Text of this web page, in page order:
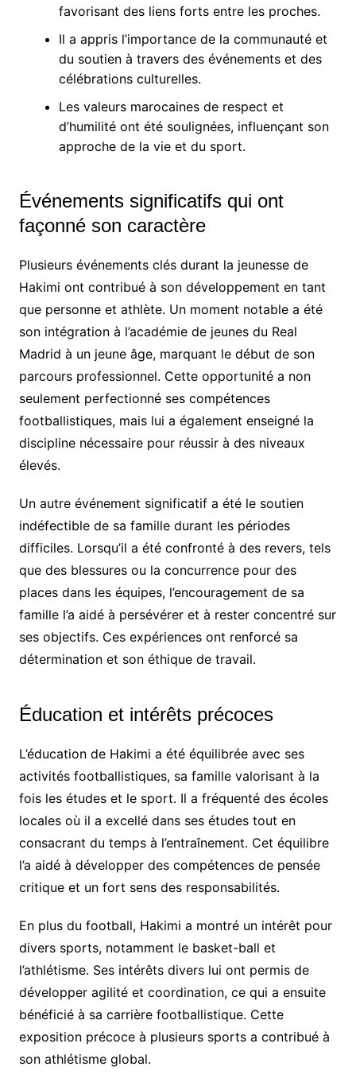
favorisant des liens forts entre les proches.
Il a appris l’importance de la communauté et
du soutien à travers des événements et des
célébrations culturelles.
Les valeurs marocaines de respect et
d’humilité ont été soulignées, influençant son
approche de la vie et du sport.
Événements significatifs qui ont
façonné son caractère
Plusieurs événements clés durant la jeunesse de
Hakimi ont contribué à son développement en tant
que personne et athlète. Un moment notable a été
son intégration à l’académie de jeunes du Real
Madrid à un jeune âge, marquant le début de son
parcours professionnel. Cette opportunité a non
seulement perfectionné ses compétences
footballistiques, mais lui a également enseigné la
discipline nécessaire pour réussir à des niveaux
élevés.
Un autre événement significatif a été le soutien
indéfectible de sa famille durant les périodes
difficiles. Lorsqu’il a été confronté à des revers, tels
que des blessures ou la concurrence pour des
places dans les équipes, l’encouragement de sa
famille l’a aidé à persévérer et à rester concentré sur
ses objectifs. Ces expériences ont renforcé sa
détermination et son éthique de travail.
Éducation et intérêts précoces
L’éducation de Hakimi a été équilibrée avec ses
activités footballistiques, sa famille valorisant à la
fois les études et le sport. Il a fréquenté des écoles
locales où il a excellé dans ses études tout en
consacrant du temps à l’entraînement. Cet équilibre
l’a aidé à développer des compétences de pensée
critique et un fort sens des responsabilités.
En plus du football, Hakimi a montré un intérêt pour
divers sports, notamment le basket-ball et
l’athlétisme. Ses intérêts divers lui ont permis de
développer agilité et coordination, ce qui a ensuite
bénéficié à sa carrière footballistique. Cette
exposition précoce à plusieurs sports a contribué à
son athlétisme global.